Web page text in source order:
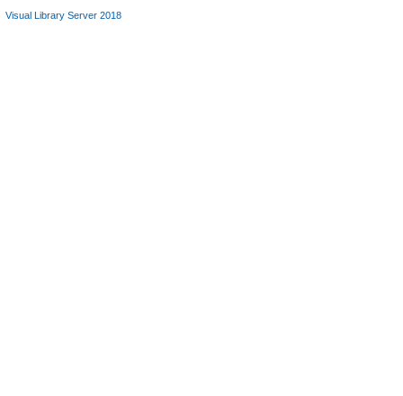
Visual Library Server 2018